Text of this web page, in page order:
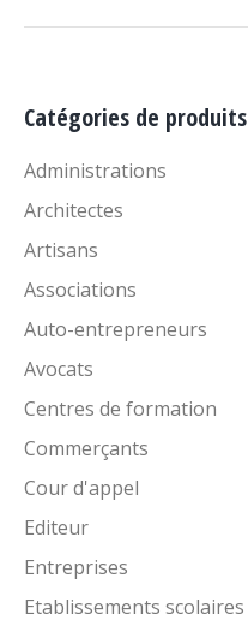
Catégories de produits
Administrations
Architectes
Artisans
Associations
Auto-entrepreneurs
Avocats
Centres de formation
Commerçants
Cour d'appel
Editeur
Entreprises
Etablissements scolaires